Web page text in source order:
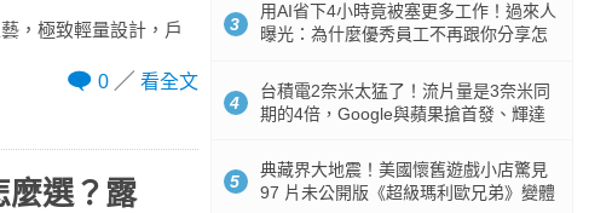
，極致輕量設計，戶
0
看全文
麼選？露
3
用AI省下4小時竟被塞更多工作！過來人
曝光：為什麼優秀員工不再跟你分享怎
4
台積電2奈米太猛了！流片量是3奈米同
期的4倍，Google與蘋果搶首發、輝達
5
典藏界大地震！美國懷舊遊戲小店驚見
97 片未公開版《超級瑪利歐兄弟》變體